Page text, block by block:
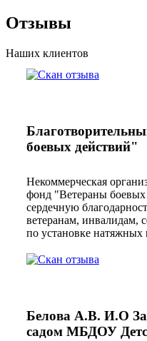
Отзывы
Наших клиентов
боевых действий"
Некоммерческая
фонд "Ветераны
сердечную
ветеранам, инвалидам,
по установке натяжных
Белова А.В. И.О
садом МБДОУ